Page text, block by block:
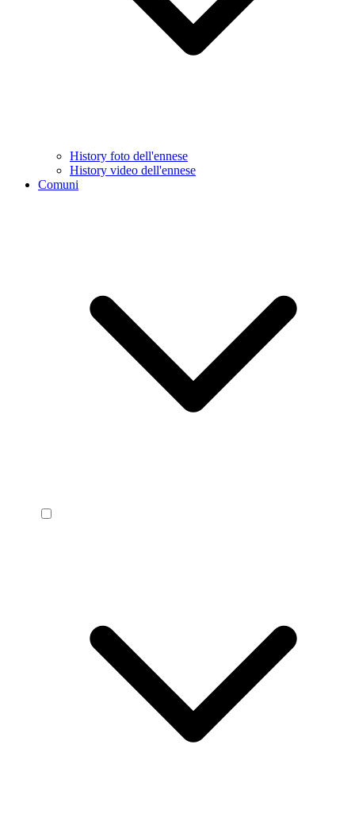
History foto dell'ennese
History video dell'ennese
Comuni